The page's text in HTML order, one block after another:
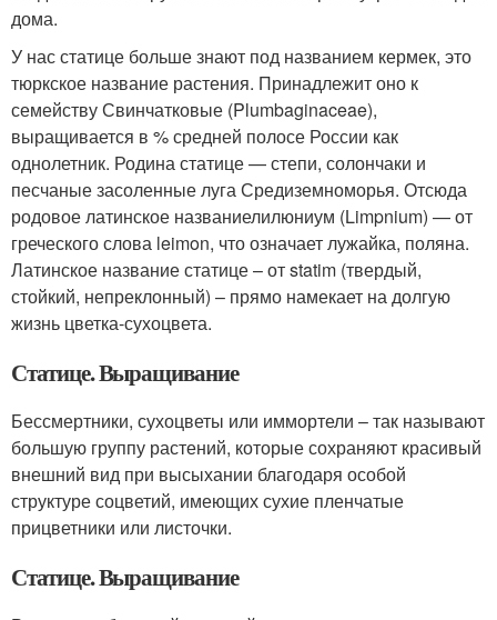
дома.
У нас статице больше знают под названием кермек, это
тюркское название растения. Принадлежит оно к
семейству Свинчатковые (Plumbaginaceae),
выращивается в % средней полосе России как
однолетник. Родина статице — степи, солончаки и
песчаные засоленные луга Средиземноморья. Отсюда
родовое латинское названиелилюниум (Limpnium) — от
греческого слова leimon, что означает лужайка, поляна.
Латинское название статице – от statim (твердый,
стойкий, непреклонный) – прямо намекает на долгую
жизнь цветка-сухоцвета.
Статице. Выращивание
Бессмертники, сухоцветы или иммортели – так называют
большую группу растений, которые сохраняют красивый
внешний вид при высыхании благодаря особой
структуре соцветий, имеющих сухие пленчатые
прицветники или листочки.
Статице. Выращивание